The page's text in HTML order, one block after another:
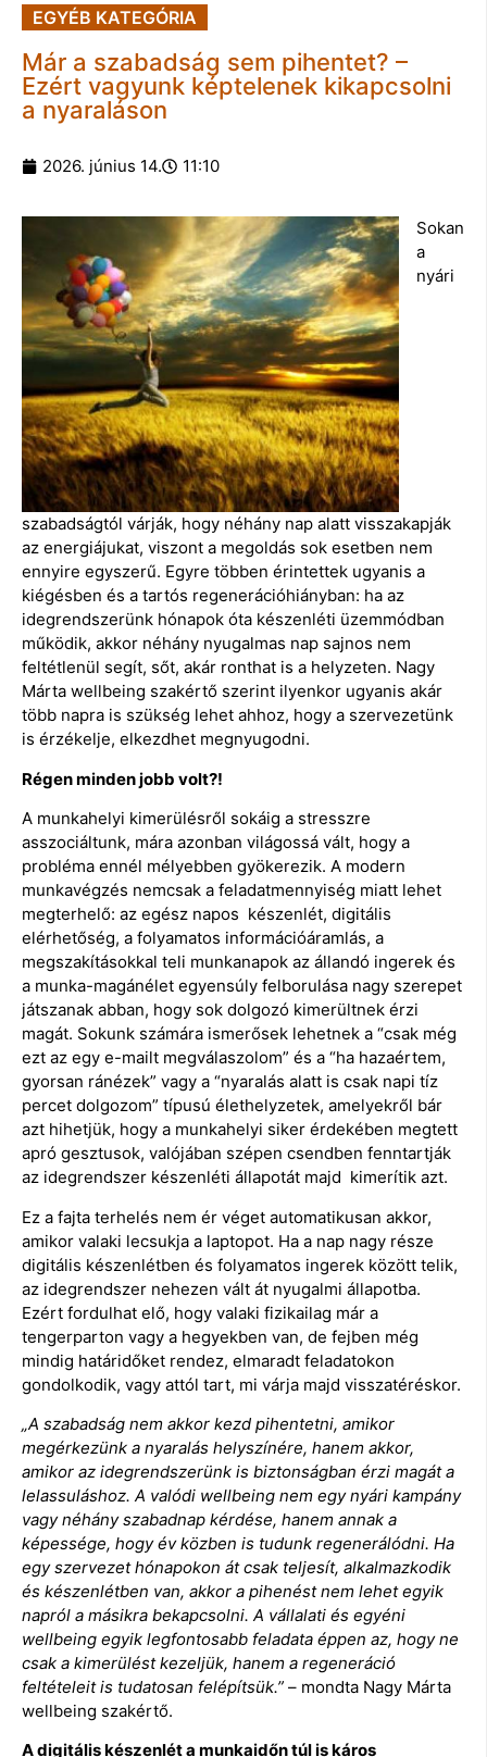
EGYÉB KATEGÓRIA
Már a szabadság sem pihentet? –
Ezért vagyunk képtelenek kikapcsolni
a nyaraláson
2026. június 14. 11:10
Sokan
a
nyári
szabadságtól várják, hogy néhány nap alatt visszakapják
az energiájukat, viszont a megoldás sok esetben nem
ennyire egyszerű. Egyre többen érintettek ugyanis a
kiégésben és a tartós regenerációhiányban: ha az
idegrendszerünk hónapok óta készenléti üzemmódban
működik, akkor néhány nyugalmas nap sajnos nem
feltétlenül segít, sőt, akár ronthat is a helyzeten. Nagy
Márta wellbeing szakértő szerint ilyenkor ugyanis akár
több napra is szükség lehet ahhoz, hogy a szervezetünk
is érzékelje, elkezdhet megnyugodni.
Régen minden jobb volt?!
A munkahelyi kimerülésről sokáig a stresszre
asszociáltunk, mára azonban világossá vált, hogy a
probléma ennél mélyebben gyökerezik. A modern
munkavégzés nemcsak a feladatmennyiség miatt lehet
megterhelő: az egész napos készenlét, digitális
elérhetőség, a folyamatos információáramlás, a
megszakításokkal teli munkanapok az állandó ingerek és
a munka-magánélet egyensúly felborulása nagy szerepet
játszanak abban, hogy sok dolgozó kimerültnek érzi
magát. Sokunk számára ismerősek lehetnek a “csak még
ezt az egy e-mailt megválaszolom” és a “ha hazaértem,
gyorsan ránézek” vagy a “nyaralás alatt is csak napi tíz
percet dolgozom” típusú élethelyzetek, amelyekről bár
azt hihetjük, hogy a munkahelyi siker érdekében megtett
apró gesztusok, valójában szépen csendben fenntartják
az idegrendszer készenléti állapotát majd kimerítik azt.
Ez a fajta terhelés nem ér véget automatikusan akkor,
amikor valaki lecsukja a laptopot. Ha a nap nagy része
digitális készenlétben és folyamatos ingerek között telik,
az idegrendszer nehezen vált át nyugalmi állapotba.
Ezért fordulhat elő, hogy valaki fizikailag már a
tengerparton vagy a hegyekben van, de fejben még
mindig határidőket rendez, elmaradt feladatokon
gondolkodik, vagy attól tart, mi várja majd visszatéréskor.
„A szabadság nem akkor kezd pihentetni, amikor
megérkezünk a nyaralás helyszínére, hanem akkor,
amikor az idegrendszerünk is biztonságban érzi magát a
lelassuláshoz. A valódi wellbeing nem egy nyári kampány
vagy néhány szabadnap kérdése, hanem annak a
képessége, hogy év közben is tudunk regenerálódni. Ha
egy szervezet hónapokon át csak teljesít, alkalmazkodik
és készenlétben van, akkor a pihenést nem lehet egyik
napról a másikra bekapcsolni. A vállalati és egyéni
wellbeing egyik legfontosabb feladata éppen az, hogy ne
csak a kimerülést kezeljük, hanem a regeneráció
feltételeit is tudatosan felépítsük.” – mondta Nagy Márta
wellbeing szakértő.
A digitális készenlét a munkaidőn túl is káros